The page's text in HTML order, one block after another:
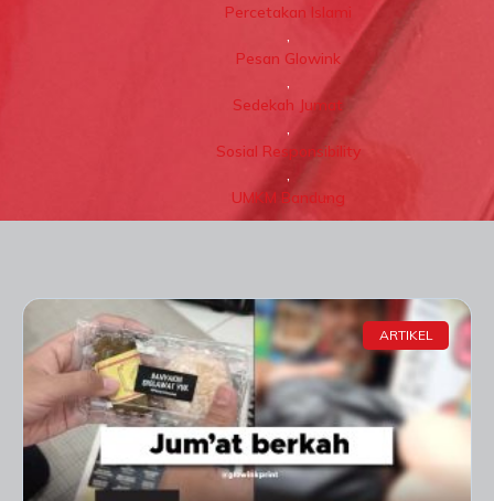
Percetakan Islami
,
Pesan Glowink
,
Sedekah Jumat
,
Sosial Responsibility
,
UMKM Bandung
ARTIKEL